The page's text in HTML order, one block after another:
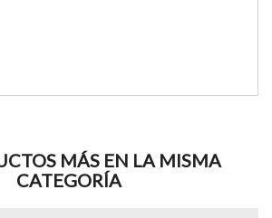
MÁS EN LA MISMA
CATEGORÍA